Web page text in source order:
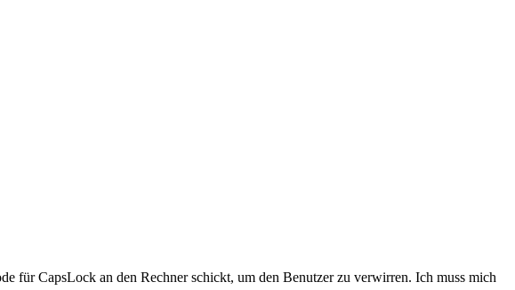
für CapsLock an den Rechner schickt, um den Benutzer zu verwirren. Ich muss mich